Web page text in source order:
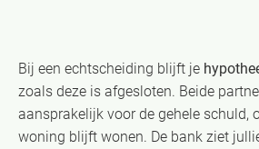
Bij een echtscheiding blijft je
zoals deze is afgesloten. Beide
aansprakelijk voor de gehele schuld,
woning blijft wonen. De bank ziet